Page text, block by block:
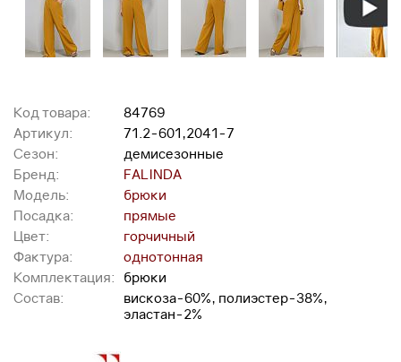
Код товара:
84769
Артикул:
71.2-601,2041-7
Сезон:
демисезонные
Бренд:
FALINDA
Модель:
брюки
Посадка:
прямые
Цвет:
горчичный
Фактура:
однотонная
Комплектация:
брюки
Состав:
вискоза-60%, полиэстер-38%,
эластан-2%